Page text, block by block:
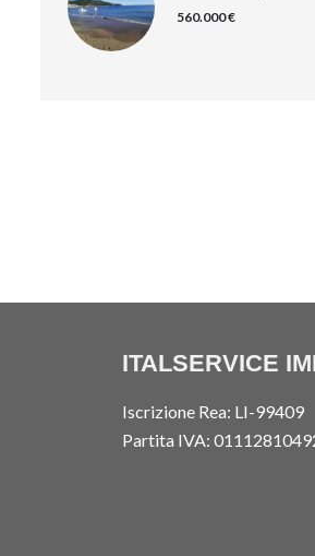
560.000 €
ITALSERVICE
Iscrizione Rea: LI-99409
Partita IVA: